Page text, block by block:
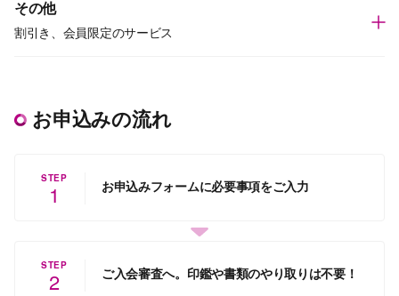
その他
割引き、会員限定のサービス
お申込みの流れ
STEP
1 お申込みフォームに必要事項をご入力
STEP
2 ご入会審査へ。印鑑や書類のやり取りは不要！